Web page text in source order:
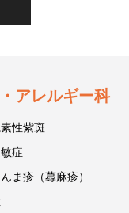
アレルギー科
性紫斑
症
ま疹（蕁麻疹）